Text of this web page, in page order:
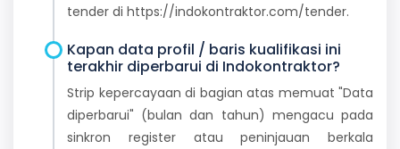
tender di https://indokontraktor.com/tender.
Kapan data profil / baris kualifikasi ini
terakhir diperbarui di Indokontraktor?
Strip kepercayaan di bagian atas memuat "Data
diperbarui" (bulan dan tahun) mengacu pada
sinkron register atau peninjauan berkala